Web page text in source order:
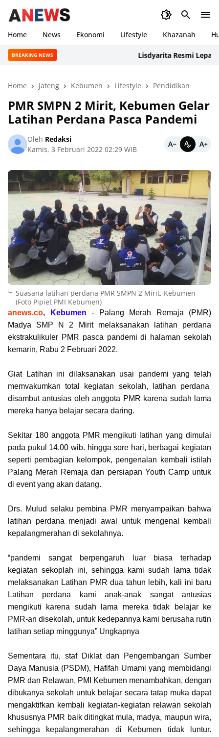
Home News Ekonomi Lifestyle Khazanah
BREAKING NEWS Lisdyarita Resmi Lepas
Home Jateng Kebumen Lifestyle Pendidikan
PMR SMPN 2 Mirit, Kebumen Gelar
Latihan Perdana Pasca Pandemi
Oleh Redaksi
Kamis, 3 Februari 2022 02:29 WIB
Suasana latihan perdana PMR SMPN 2 Mirit, Kebumen
(Foto Pipiet PMI Kebumen)
anews.co, Kebumen - Palang Merah Remaja (PMR)
Madya SMP N 2 Mirit melaksanakan latihan perdana
ekstrakulikuler PMR pasca pandemi di halaman sekolah
kemarin, Rabu 2 Februari 2022.
Giat Latihan ini dilaksanakan usai pandemi yang telah
memvakumkan total kegiatan sekolah, latihan perdana
disambut antusias oleh anggota PMR karena sudah lama
mereka hanya belajar secara daring.
Sekitar 180 anggota PMR mengikuti latihan yang dimulai
pada pukul 14.00 wib. hingga sore hari, berbagai kegiatan
seperti pembagian kelompok, pengenalan kembali istilah
Palang Merah Remaja dan persiapan Youth Camp untuk
di event yang akan datang.
Drs. Mulud selaku pembina PMR menyampaikan bahwa
latihan perdana menjadi awal untuk mengenal kembali
kepalangmerahan di sekolahnya.
“pandemi sangat berpengaruh luar biasa terhadap
kegiatan sekoplah ini, sehingga kami sudah lama tidak
melaksanakan Latihan PMR dua tahun lebih, kali ini baru
Latihan perdana kami anak-anak sangat antusias
mengikuti karena sudah lama mereka tidak belajar ke
PMR-an disekolah, untuk kedepannya kami berusaha rutin
latihan setiap minggunya” Ungkapnya
Sementara itu, staf Diklat dan Pengembangan Sumber
Daya Manusia (PSDM), Hafifah Umami yang membidangi
PMR dan Relawan, PMI Kebumen menambahkan, dengan
dibukanya sekolah untuk belajar secara tatap muka dapat
mengaktifkan kembali kegiatan-kegiatan relawan sekolah
khususnya PMR baik ditingkat mula, madya, maupun wira,
sehingga kepalangmerahan di Kebumen tidak luntur.